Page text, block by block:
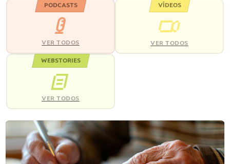
PODCASTS
VER TODOS
VÍDEOS
VER TODOS
WEBSTORIES
VER TODOS